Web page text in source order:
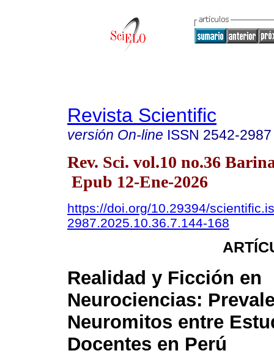
Revista Scientific
versión On-line ISSN 2542-2987
Rev. Sci. vol.10 no.36
Epub 12-Ene-2026
https://doi.org/10.29394/
2987.2025.10.36.7.144-168
Realidad y Ficción en
Neurociencias:
Neuromitos entre
Docentes en Perú